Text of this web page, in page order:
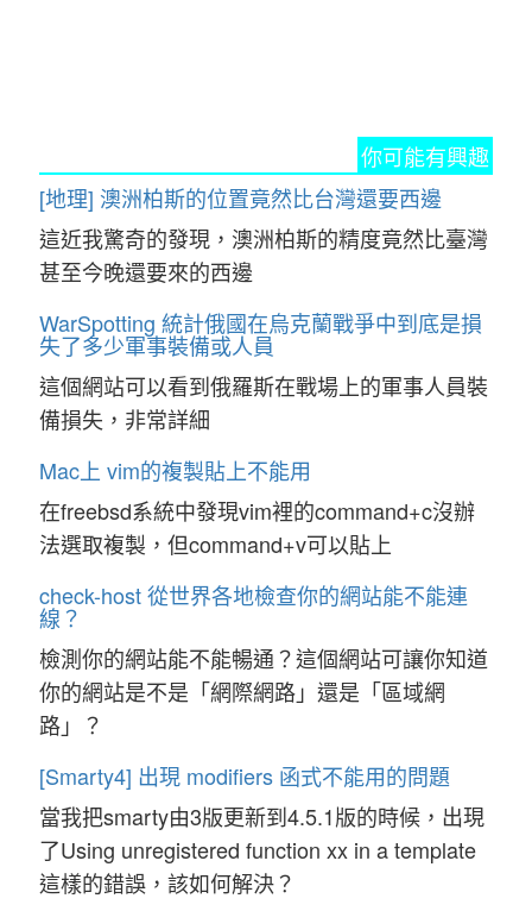
你可能有興趣
[地理] 澳洲柏斯的位置竟然比台灣還要西邊
這近我驚奇的發現，澳洲柏斯的精度竟然比臺灣
甚至今晚還要來的西邊
WarSpotting 統計俄國在烏克蘭戰爭中到底是損
失了多少軍事裝備或人員
這個網站可以看到俄羅斯在戰場上的軍事人員裝
備損失，非常詳細
Mac上 vim的複製貼上不能用
在freebsd系統中發現vim裡的command+c沒辦
法選取複製，但command+v可以貼上
check-host 從世界各地檢查你的網站能不能連
線？
檢測你的網站能不能暢通？這個網站可讓你知道
你的網站是不是「網際網路」還是「區域網
路」？
[Smarty4] 出現 modifiers 函式不能用的問題
當我把smarty由3版更新到4.5.1版的時候，出現
了Using unregistered function xx in a template
這樣的錯誤，該如何解決？